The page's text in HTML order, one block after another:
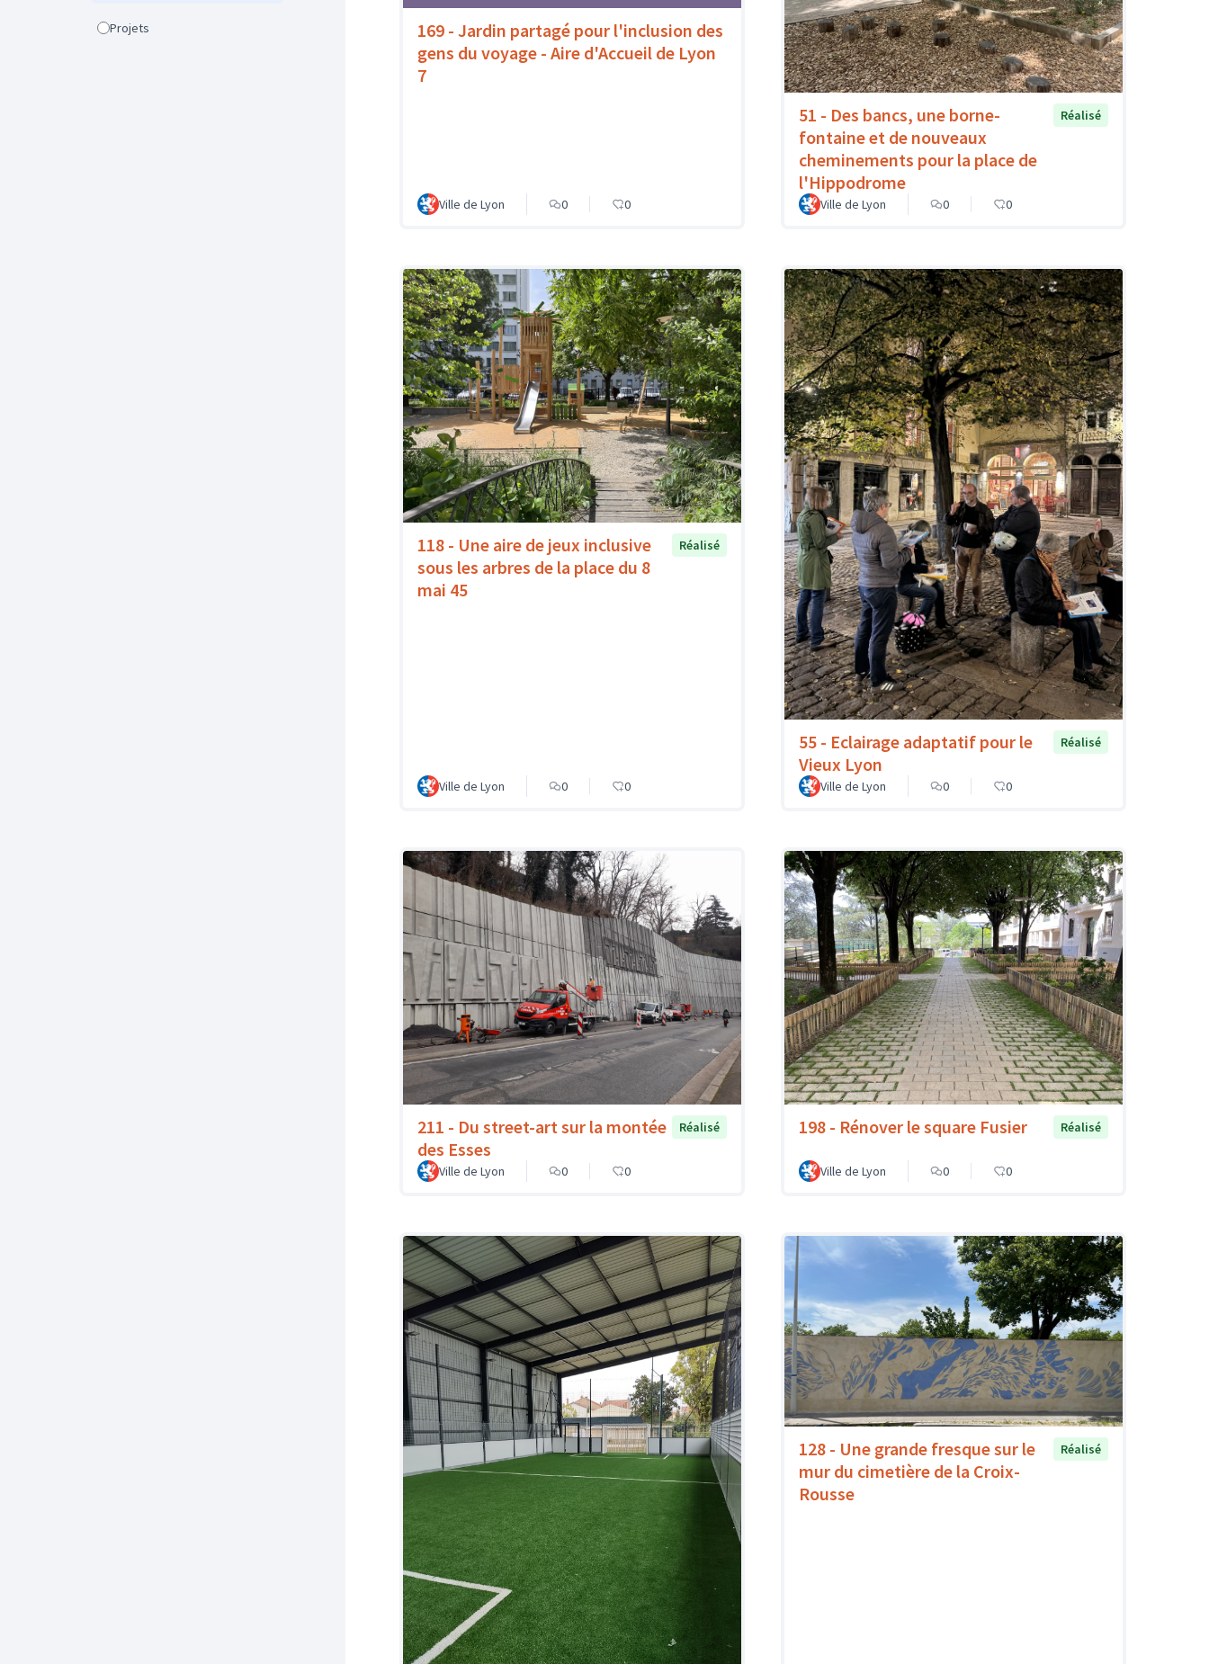
Projets
169 - Jardin partagé pour l'inclusion des
gens du voyage - Aire d'Accueil de Lyon
7
Ville de Lyon 0 0
51 - Des bancs, une borne-
fontaine et de nouveaux
cheminements pour la place de
l'Hippodrome
Réalisé
Ville de Lyon 0 0
118 - Une aire de jeux inclusive
sous les arbres de la place du 8
mai 45
Réalisé
Ville de Lyon 0 0
55 - Eclairage adaptatif pour le
Vieux Lyon
Réalisé
Ville de Lyon 0 0
211 - Du street-art sur la montée
des Esses
Réalisé
Ville de Lyon 0 0
198 - Rénover le square Fusier Réalisé
Ville de Lyon 0 0
128 - Une grande fresque sur le
mur du cimetière de la Croix-
Rousse
Réalisé